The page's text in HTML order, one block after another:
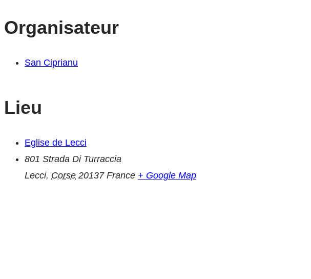
Organisateur
San Ciprianu
Lieu
Eglise de Lecci
801 Strada Di Turraccia
Lecci, Corse 20137 France + Google Map